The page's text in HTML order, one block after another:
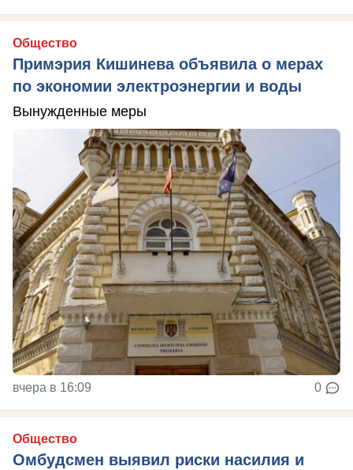
Общество
Примэрия Кишинева объявила о мерах
по экономии электроэнергии и воды
Вынужденные меры
вчера в 16:09 0
Общество
Омбудсмен выявил риски насилия и